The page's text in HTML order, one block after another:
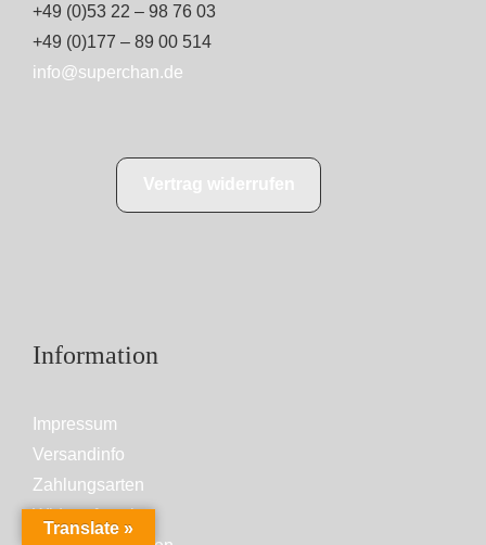
+49 (0)53 22 – 98 76 03
+49 (0)177 – 89 00 514
info@superchan.de
Information
Impressum
Versandinfo
Zahlungsarten
Widerrufsrecht
Translate »